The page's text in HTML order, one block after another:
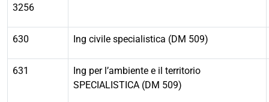
3256
630 Ing civile specialistica (DM 509)
631
Ing per l’ambiente e il territorio
SPECIALISTICA (DM 509)